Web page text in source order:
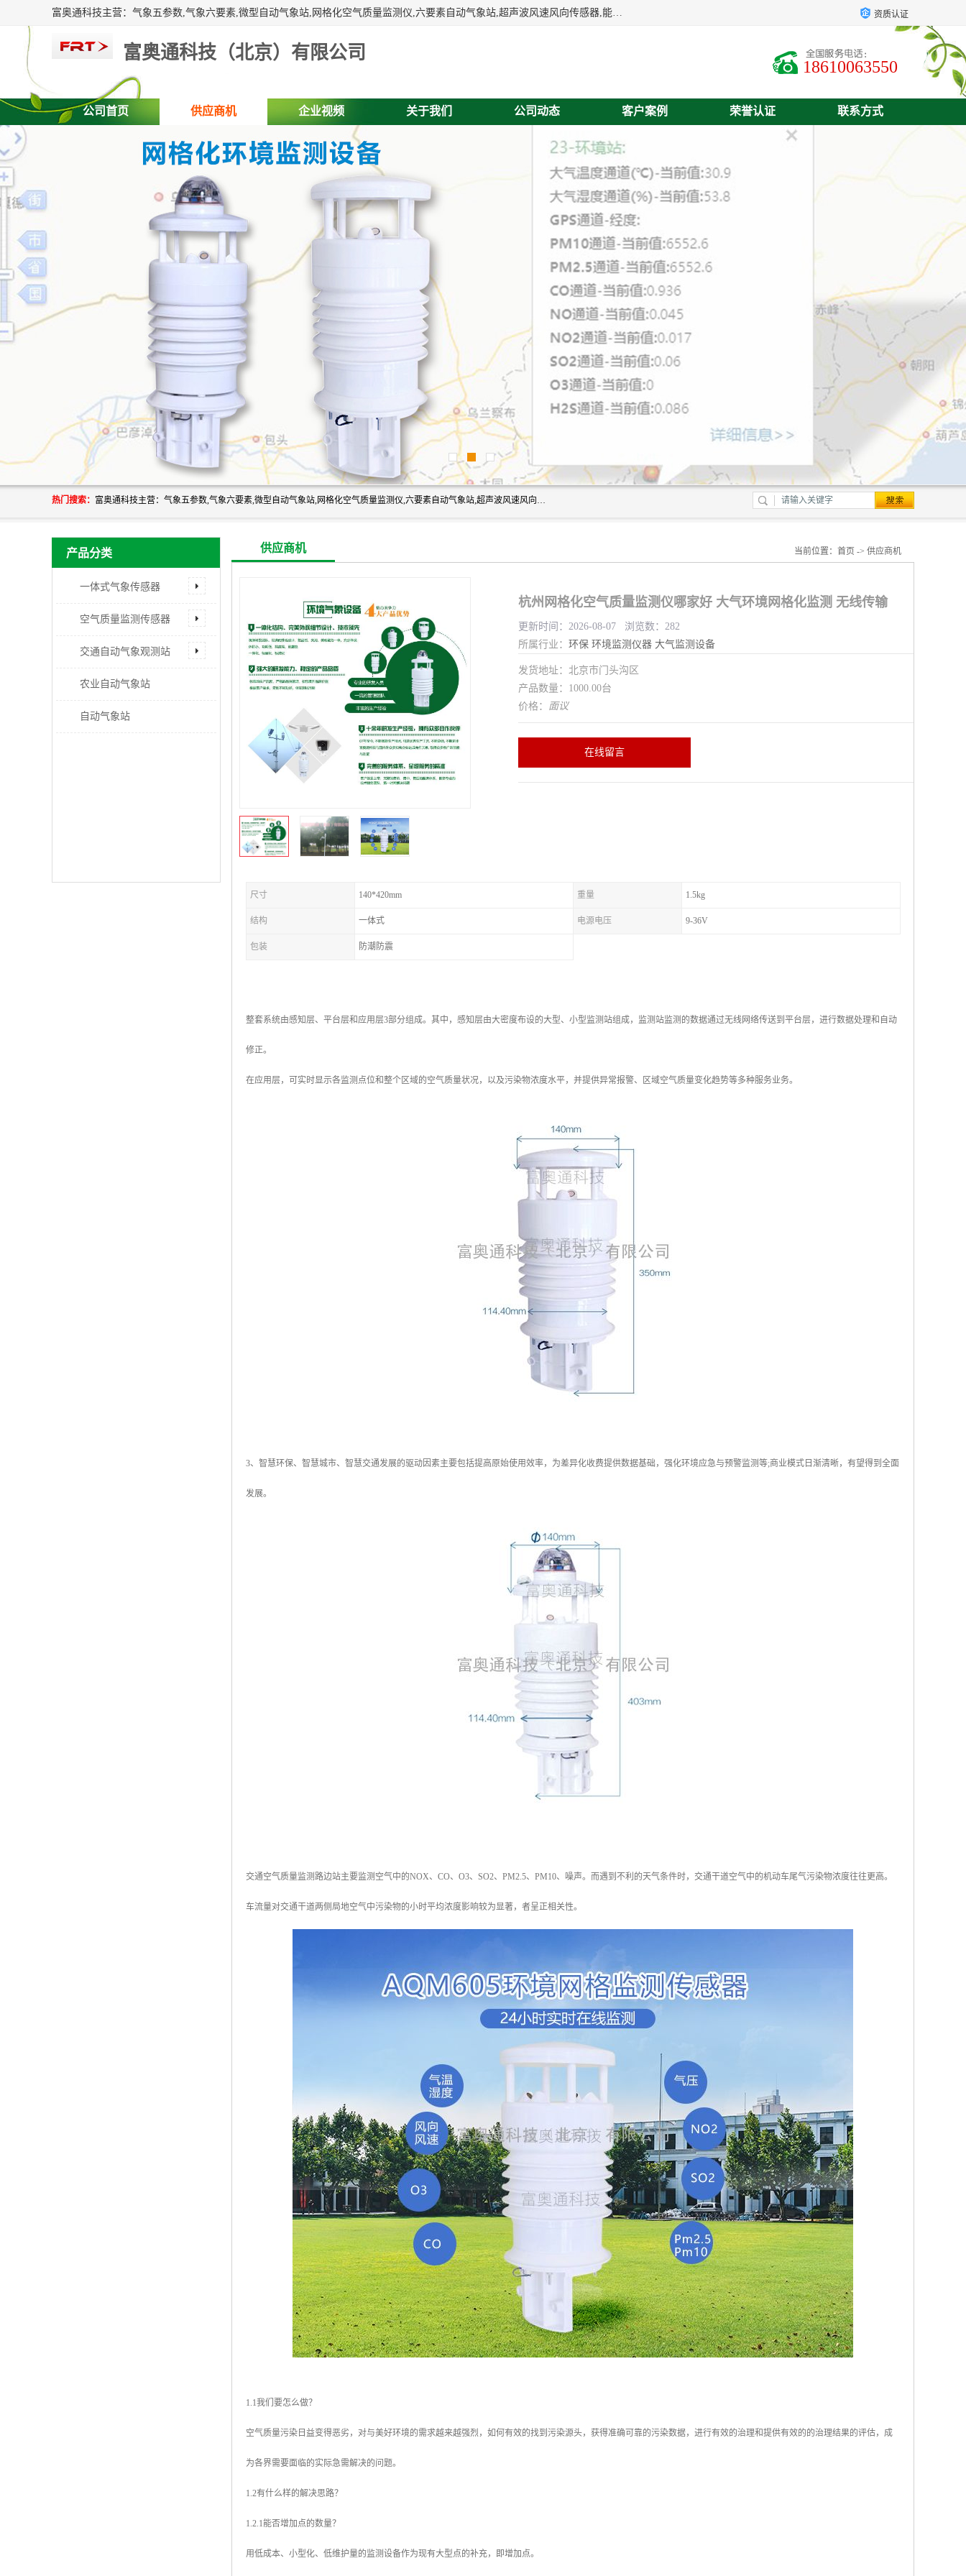
富奥通科技主营：气象五参数,气象六要素,微型自动气象站,网格化空气质量监测仪,六要素自动气象站,超声波风速风向传感器,能见度仪,大气微型站,交通自动气象站,高速路面结冰监测,路面状况传感器等。 资质认证
富奥通科技（北京）有限公司
18610063550
公司首页 供应商机 企业视频 关于我们 公司动态 客户案例 荣誉认证 联系方式
热门搜索： 富奥通科技主营：气象五参数,气象六要素,微型自动气象站,网格化空气质量监测仪,六要素自动气象站,超声波风速风向传感器,能见度仪,大气微型站,交通自动气象站,高速路面结冰监测,路面状况传感器等。
产品分类
一体式气象传感器
空气质量监测传感器
交通自动气象观测站
农业自动气象站
自动气象站
供应商机 当前位置： 首页 -> 供应商机
杭州网格化空气质量监测仪哪家好 大气环境网格化监测 无线传输
更新时间：2026-08-07 浏览数：282
所属行业： 环保 环境监测仪器 大气监测设备
发货地址：北京市门头沟区
产品数量：1000.00台
价格： 面议
在线留言
尺寸 140*420mm 重量 1.5kg
结构 一体式 电源电压 9-36V
包装 防潮防震
整套系统由感知层、平台层和应用层3部分组成。其中，感知层由大密度布设的大型、小型监测站组成，监测站监测的数据通过无线网络传送到平台层，进行数据处理和自动
修正。
在应用层，可实时显示各监测点位和整个区域的空气质量状况，以及污染物浓度水平，并提供异常报警、区域空气质量变化趋势等多种服务业务。
3、智慧环保、智慧城市、智慧交通发展的驱动因素主要包括提高原始使用效率，为差异化收费提供数据基础，强化环境应急与预警监测等;商业模式日渐清晰，有望得到全面
发展。
交通空气质量监测路边站主要监测空气中的NOX、CO、O3、SO2、PM2.5、PM10、噪声。而遇到不利的天气条件时，交通干道空气中的机动车尾气污染物浓度往往更高。
车流量对交通干道两侧局地空气中污染物的小时平均浓度影响较为显著，者呈正相关性。
1.1我们要怎么做？
空气质量污染日益变得恶劣，对与美好环境的需求越来越强烈，如何有效的找到污染源头，获得准确可靠的污染数据，进行有效的治理和提供有效的的治理结果的评估，成
为各界需要面临的实际急需解决的问题。
1.2有什么样的解决思路？
1.2.1能否增加点的数量？
用低成本、小型化、低维护量的监测设备作为现有大型点的补充，即增加点。